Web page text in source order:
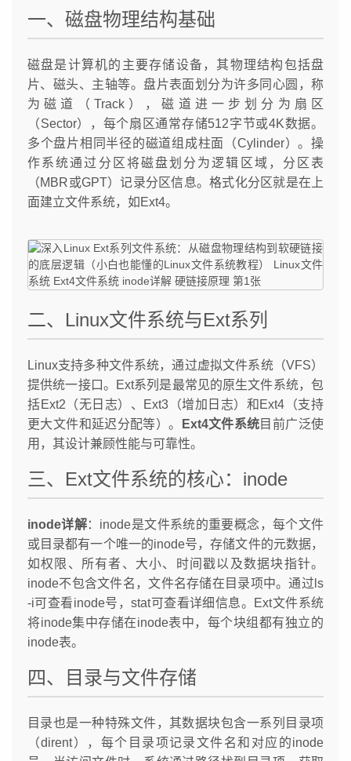
一、磁盘物理结构基础
磁盘是计算机的主要存储设备，其物理结构包括盘
片、磁头、主轴等。盘片表面划分为许多同心圆，称
为磁道（Track），磁道进一步划分为扇区
（Sector），每个扇区通常存储512字节或4K数据。
多个盘片相同半径的磁道组成柱面（Cylinder）。操
作系统通过分区将磁盘划分为逻辑区域，分区表
（MBR或GPT）记录分区信息。格式化分区就是在上
面建立文件系统，如Ext4。
二、Linux文件系统与Ext系列
Linux支持多种文件系统，通过虚拟文件系统（VFS）
提供统一接口。Ext系列是最常见的原生文件系统，包
括Ext2（无日志）、Ext3（增加日志）和Ext4（支持
更大文件和延迟分配等）。
Ext4文件系统目前广泛使
用，其设计兼顾性能与可靠性。
三、Ext文件系统的核心：inode
inode详解：inode是文件系统的重要概念，每个文件
或目录都有一个唯一的inode号，存储文件的元数据，
如权限、所有者、大小、时间戳以及数据块指针。
inode不包含文件名，文件名存储在目录项中。通过ls
-i可查看inode号，stat可查看详细信息。Ext文件系统
将inode集中存储在inode表中，每个块组都有独立的
inode表。
四、目录与文件存储
目录也是一种特殊文件，其数据块包含一系列目录项
（dirent），每个目录项记录文件名和对应的inode